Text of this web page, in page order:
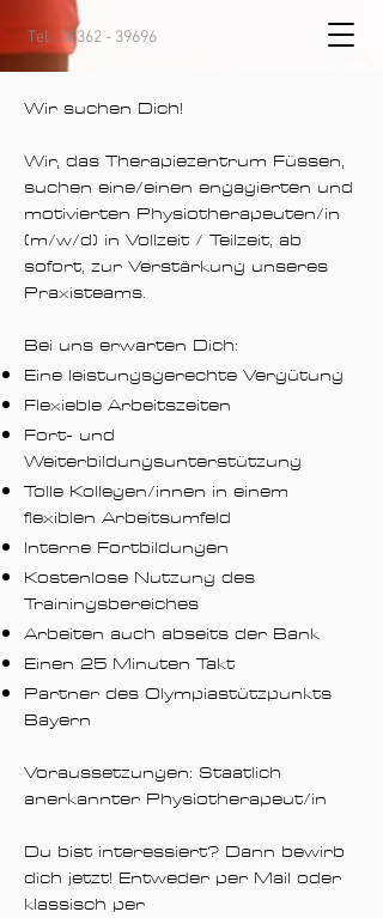
Tel. 08362 - 39696
Wir suchen Dich!
Wir, das Therapiezentrum Füssen,
suchen eine/einen engagierten und
motivierten Physiotherapeuten/in
(m/w/d) in Vollzeit / Teilzeit, ab
sofort, zur Verstärkung unseres
Praxisteams.
Bei uns erwarten Dich:
Eine leistungsgerechte Vergütung
Flexieble Arbeitszeiten
Fort- und
Weiterbildungsunterstützung
Tolle Kollegen/innen in einem
flexiblen Arbeitsumfeld
Interne Fortbildungen
Kostenlose Nutzung des
Trainingsbereiches
Arbeiten auch abseits der Bank
Einen 25 Minuten Takt
Partner des Olympiastützpunkts
Bayern
Voraussetzungen: Staatlich
anerkannter Physiotherapeut/in
Du bist interessiert? Dann bewirb
dich jetzt! Entweder per Mail oder
klassisch per